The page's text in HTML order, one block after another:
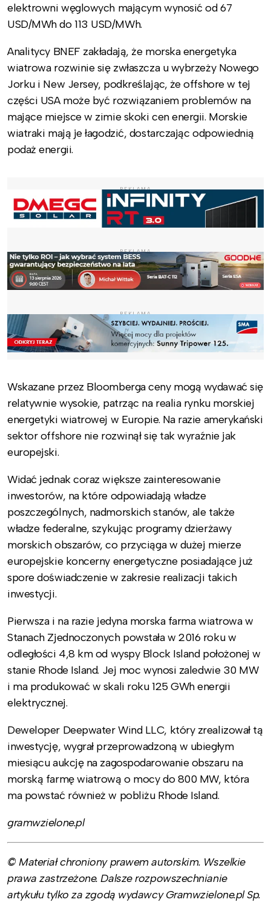
elektrowni węglowych mającym wynosić od 67
USD/MWh do 113 USD/MWh.
Analitycy BNEF zakładają, że morska energetyka
wiatrowa rozwinie się zwłaszcza u wybrzeży Nowego
Jorku i New Jersey, podkreślając, że offshore w tej
części USA może być rozwiązaniem problemów na
mające miejsce w zimie skoki cen energii. Morskie
wiatraki mają je łagodzić, dostarczając odpowiednią
podaż energii.
REKLAMA
REKLAMA
REKLAMA
Wskazane przez Bloomberga ceny mogą wydawać się
relatywnie wysokie, patrząc na realia rynku morskiej
energetyki wiatrowej w Europie. Na razie amerykański
sektor offshore nie rozwinął się tak wyraźnie jak
europejski.
Widać jednak coraz większe zainteresowanie
inwestorów, na które odpowiadają władze
poszczególnych, nadmorskich stanów, ale także
władze federalne, szykując programy dzierżawy
morskich obszarów, co przyciąga w dużej mierze
europejskie koncerny energetyczne posiadające już
spore doświadczenie w zakresie realizacji takich
inwestycji.
Pierwsza i na razie jedyna morska farma wiatrowa w
Stanach Zjednoczonych powstała w 2016 roku w
odległości 4,8 km od wyspy Block Island położonej w
stanie Rhode Island. Jej moc wynosi zaledwie 30 MW
i ma produkować w skali roku 125 GWh energii
elektrycznej.
Deweloper Deepwater Wind LLC, który zrealizował tą
inwestycję, wygrał przeprowadzoną w ubiegłym
miesiącu aukcję na zagospodarowanie obszaru na
morską farmę wiatrową o mocy do 800 MW, która
ma powstać również w pobliżu Rhode Island.
gramwzielone.pl
© Materiał chroniony prawem autorskim. Wszelkie
prawa zastrzeżone. Dalsze rozpowszechnianie
artykułu tylko za zgodą wydawcy Gramwzielone.pl Sp.